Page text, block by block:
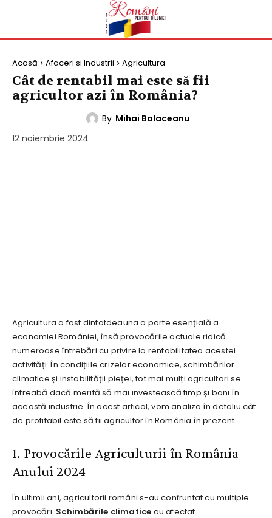
Acasă Afaceri si Industrii Agricultura
Cât de rentabil mai este să fii
agricultor azi în România?
By Mihai Balaceanu
12 noiembrie 2024
Agricultura a fost dintotdeauna o parte esențială a
economiei României, însă provocările actuale ridică
numeroase întrebări cu privire la rentabilitatea acestei
activități. În condițiile crizelor economice, schimbărilor
climatice și instabilității pieței, tot mai mulți agricultori se
întreabă dacă merită să mai investească timp și bani în
această industrie. În acest articol, vom analiza în detaliu cât
de profitabil este să fii agricultor în România în prezent.
1. Provocările Agriculturii în România
Anului 2024
În ultimii ani, agricultorii români s-au confruntat cu multiple
provocări. Schimbările climatice au afectat